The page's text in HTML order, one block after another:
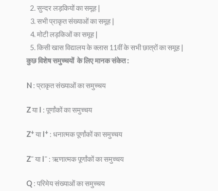
सुन्दर लड़कियों का समूह |
सभी प्राकृत संख्याओं का समूह |
मोटी लड़किओं का समूह |
किसी खास विद्यालय के क्लास 11वीं के सभी छात्रों का समूह |
कुछ विशेष समुच्चयों के लिए मानक संकेत :
N: प्राकृत संख्याओं का समुच्चय
Zया I : पूर्णांकों का समुच्चय
Z+या I+: धनात्मक पूर्णांकों का समुच्चय
Z–या I–: ऋणात्मक पूर्णांकों का समुच्चय
Q: परिमेय संख्याओं का समुच्चय